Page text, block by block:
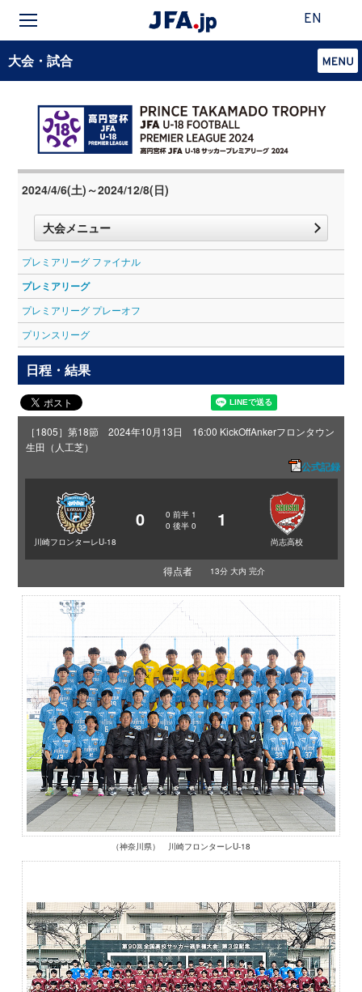
EN
大会・試合
2024/4/6(土)～2024/12/8(日)
大会メニュー
プレミアリーグ ファイナル
プレミアリーグ
プレミアリーグ プレーオフ
プリンスリーグ
日程・結果
［1805］第18節 2024年10月13日 16:00 KickOffAnkerフロンタウン
生田（人工芝）
公式記録
川崎フロンターレU-18
0 0 前半 1
0 後半 0 1
尚志高校
得点者 13分 大内 完介
（神奈川県） 川崎フロンターレU-18